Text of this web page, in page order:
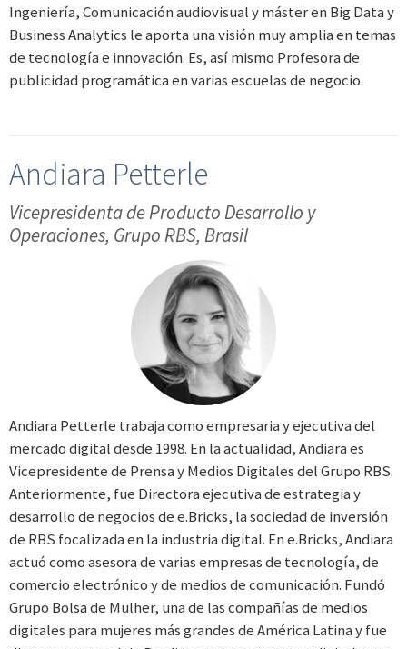
Ingeniería, Comunicación audiovisual y máster en Big Data y
Business Analytics le aporta una visión muy amplia en temas
de tecnología e innovación. Es, así mismo Profesora de
publicidad programática en varias escuelas de negocio.
Andiara Petterle
Vicepresidenta de Producto Desarrollo y
Operaciones, Grupo RBS, Brasil
Andiara Petterle trabaja como empresaria y ejecutiva del
mercado digital desde 1998. En la actualidad, Andiara es
Vicepresidente de Prensa y Medios Digitales del Grupo RBS.
Anteriormente, fue Directora ejecutiva de estrategia y
desarrollo de negocios de e.Bricks, la sociedad de inversión
de RBS focalizada en la industria digital. En e.Bricks, Andiara
actuó como asesora de varias empresas de tecnología, de
comercio electrónico y de medios de comunicación. Fundó
Grupo Bolsa de Mulher, una de las compañías de medios
digitales para mujeres más grandes de América Latina y fue